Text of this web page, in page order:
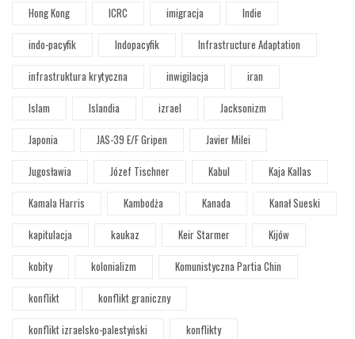
Hong Kong
ICRC imigracja
Indie
indo-pacyfik
Indopacyfik
Infrastructure Adaptation
infrastruktura krytyczna
inwigilacja
iran
Islam
Islandia izrael
Jacksonizm
Japonia
JAS-39 E/F Gripen
Javier Milei
Jugosławia
Józef Tischner Kabul
Kaja Kallas
Kamala Harris
Kambodża Kanada
Kanał Sueski
kapitulacja
kaukaz Keir Starmer
Kijów
kobity
kolonializm
Komunistyczna Partia Chin
konflikt
konflikt graniczny
konflikt izraelsko-palestyński
konflikty